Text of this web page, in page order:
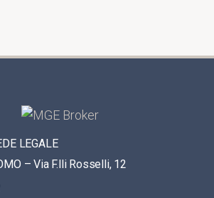
LEGALE
– Via F.lli Rosselli, 12